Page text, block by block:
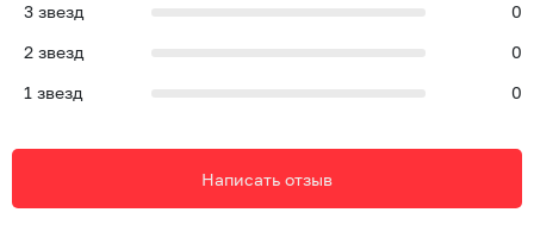
3 звезд
0
2 звезд
0
1 звезд 0
Написать отзыв